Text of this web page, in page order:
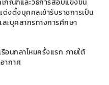
ต่งตั้งบุคคลเข้ารับราชการเป็น
ละบุคลากรทางการศึกษา
กัดสำนักงานคณะกรรมการ
ฐาน
อนกลาโหมครั้งแรก ภายใต้
ากาศ